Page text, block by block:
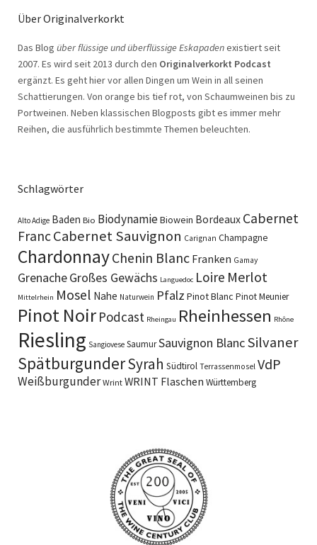
Über Originalverkorkt
Das Blog über flüssige und überflüssige Eskapadenexistiert seit
2007. Es wird seit 2013 durch den Originalverkorkt Podcast
ergänzt. Es geht hier vor allen Dingen um Wein in all seinen
Schattierungen. Von orange bis tief rot, von Schaumweinen bis zu
Portweinen. Neben klassischen Blogposts gibt es immer mehr
Reihen, die ausführlich bestimmte Themen beleuchten.
Schlagwörter
Alto Adige Baden Bio BiodynamieBiowein Bordeaux Cabernet
FrancCabernet Sauvignon Carignan Champagne
ChardonnayChenin Blanc Franken Gamay
GrenacheGroßes Gewächs Languedoc Loire Merlot
Mittelrhein Mosel Nahe Naturwein Pfalz Pinot Blanc Pinot Meunier
Pinot Noir Podcast Rheingau Rheinhessen Rhône
Riesling Sangiovese SaumurSauvignon BlancSilvaner
SpätburgunderSyrah Südtirol Terrassenmosel VdP
Weißburgunder Wrint WRINT Flaschen Württemberg